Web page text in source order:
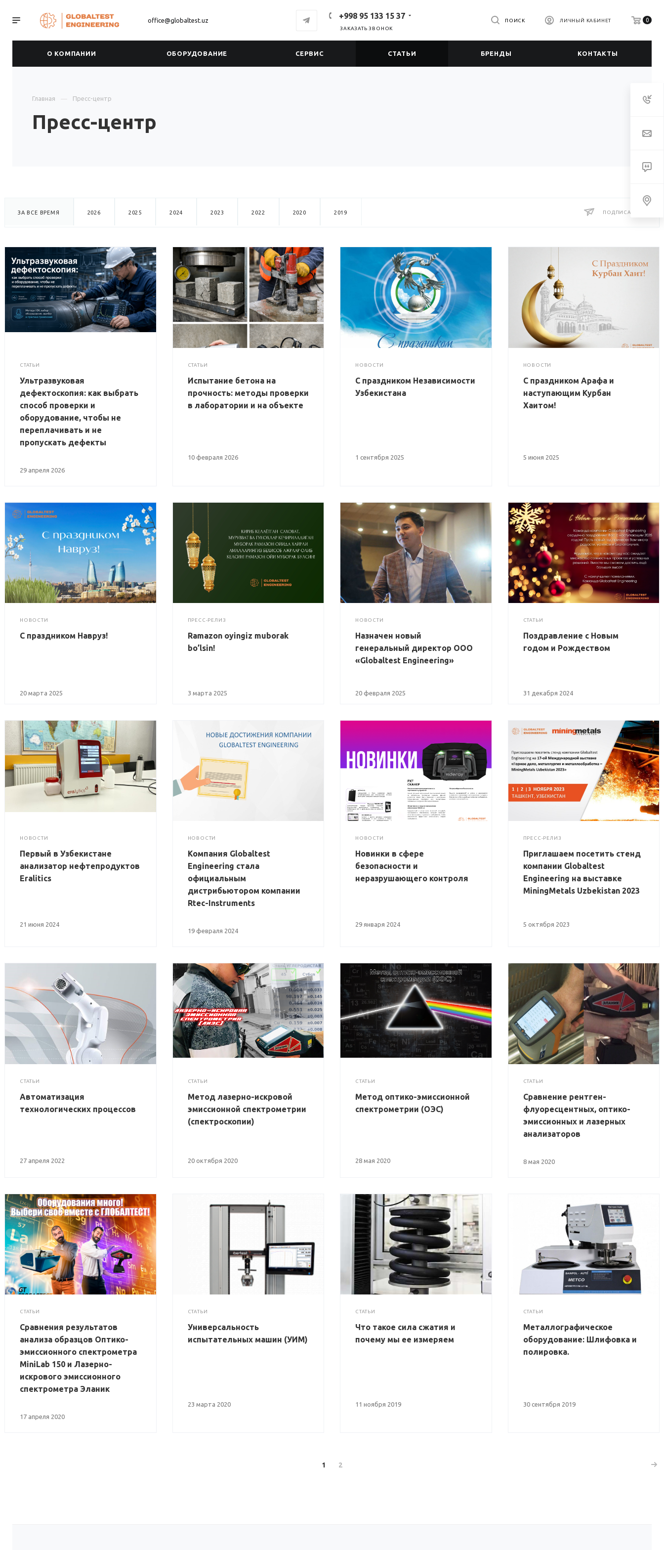
office@globaltest.uz +998 95 133 15 37
ЗАКАЗАТЬ ЗВОНОК
0
ЛИЧНЫЙ КАБИНЕТ
ПОИСК
О КОМПАНИИ ОБОРУДОВАНИЕ СЕРВИС СТАТЬИ БРЕНДЫ КОНТАКТЫ
Главная Пресс-центр
Пресс-центр
ПОДПИСАТЬСЯ
ЗА ВСЕ ВРЕМЯ 2026 2025 2024 2023 2022 2020 2019
СТАТЬИ
Ультразвуковая
дефектоскопия: как выбрать
способ проверки и
оборудование, чтобы не
переплачивать и не
пропускать дефекты
29 апреля 2026
СТАТЬИ
Испытание бетона на
прочность: методы проверки
в лаборатории и на объекте
10 февраля 2026
НОВОСТИ
С праздником Независимости
Узбекистана
1 сентября 2025
НОВОСТИ
С праздником Арафа и
наступающим Курбан
Хаитом!
5 июня 2025
НОВОСТИ
С праздником Навруз!
20 марта 2025
ПРЕСС-РЕЛИЗ
Ramazon oyingiz muborak
bo’lsin!
3 марта 2025
НОВОСТИ
Назначен новый
генеральный директор ООО
«Globaltest Engineering»
20 февраля 2025
СТАТЬИ
Поздравление с Новым
годом и Рождеством
31 декабря 2024
НОВОСТИ
Первый в Узбекистане
анализатор нефтепродуктов
Eralitics
21 июня 2024
НОВОСТИ
Компания Globaltest
Engineering стала
официальным
дистрибьютором компании
Rtec-Instruments
19 февраля 2024
НОВОСТИ
Новинки в сфере
безопасности и
неразрушающего контроля
29 января 2024
ПРЕСС-РЕЛИЗ
Приглашаем посетить стенд
компании Globaltest
Engineering на выставке
MiningMetals Uzbekistan 2023
5 октября 2023
СТАТЬИ
Автоматизация
технологических процессов
27 апреля 2022
СТАТЬИ
Метод лазерно-искровой
эмиссионной спектрометрии
(спектроскопии)
20 октября 2020
СТАТЬИ
Метод оптико-эмиссионной
спектрометрии (ОЭС)
28 мая 2020
СТАТЬИ
Сравнение рентген-
флуоресцентных, оптико-
эмиссионных и лазерных
анализаторов
8 мая 2020
СТАТЬИ
Сравнения результатов
анализа образцов Оптико-
эмиссионного спектрометра
MiniLab 150 и Лазерно-
искрового эмиссионного
спектрометра Эланик
17 апреля 2020
СТАТЬИ
Универсальность
испытательных машин (УИМ)
23 марта 2020
СТАТЬИ
Что такое сила сжатия и
почему мы ее измеряем
11 ноября 2019
СТАТЬИ
Металлографическое
оборудование: Шлифовка и
полировка.
30 сентября 2019
1 2